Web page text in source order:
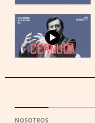
NOSOTROS